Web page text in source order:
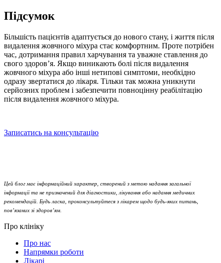
Підсумок
Більшість пацієнтів адаптується до нового стану, і життя після
видалення жовчного міхура стає комфортним. Проте потрібен
час, дотримання правил харчування та уважне ставлення до
свого здоров’я. Якщо виникають болі після видалення
жовчного міхура або інші нетипові симптоми, необхідно
одразу звертатися до лікаря. Тільки так можна уникнути
серйозних проблем і забезпечити повноцінну реабілітацію
після видалення жовчного міхура.
Записатись на консультацію
Цей блог має інформаційний характер, створений з метою надання загальної
інформації та не призначений для діагностики, лікування або надання медичних
рекомендацій. Будь ласка, проконсультуйтеся з лікарем щодо будь-яких питань,
пов’язаних зі здоров’ям.
Про клініку
Про нас
Напрямки роботи
Лікарі